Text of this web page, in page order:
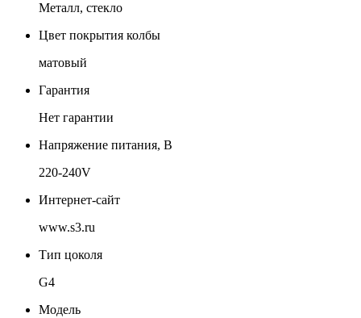
Металл, стекло
Цвет покрытия колбы
матовый
Гарантия
Нет гарантии
Напряжение питания, В
220-240V
Интернет-сайт
www.s3.ru
Тип цоколя
G4
Модель